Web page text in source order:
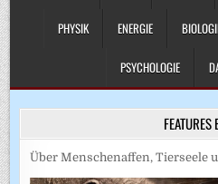
PHYSIK ENERGIE
PSYCHOLOGIE
FEATURES
Über Menschenaffen, Tierseele